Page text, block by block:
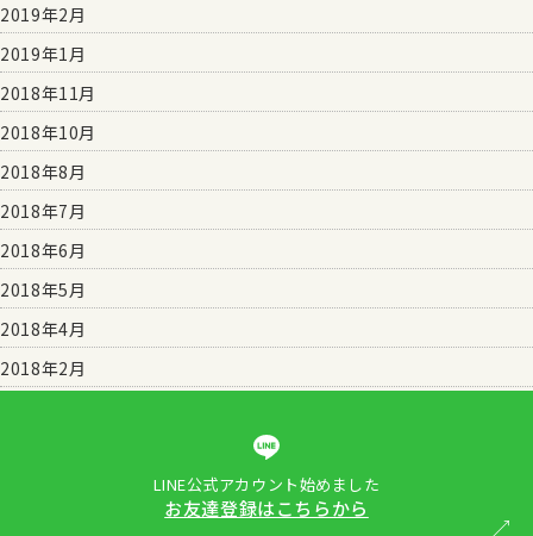
2019年2月
2019年1月
2018年11月
2018年10月
2018年8月
2018年7月
2018年6月
2018年5月
2018年4月
2018年2月
LINE公式アカウント始めました
お友達登録はこちらから